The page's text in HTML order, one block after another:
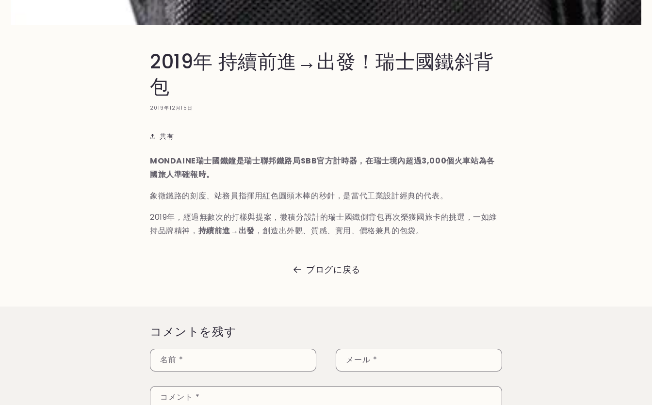
2019年 持續前進→出發！瑞士國鐵斜背
包
2019年12月15日
共有
MONDAINE瑞士國鐵鐘是瑞士聯邦鐵路局SBB官方計時器，在瑞士境內超過3,000個火車站為各
國旅人準確報時。
象徵鐵路的刻度、站務員指揮用紅色圓頭木棒的秒針，是當代工業設計經典的代表。
2019年，經過無數次的打樣與提案，微積分設計的瑞士國鐵側背包再次榮獲國旅卡的挑選，一如維
持品牌精神， 持續前進→出發 ，創造出外觀、質感、實用、價格兼具的包袋。
ブログに戻る
コメントを残す
名前 * メール *
コメント *